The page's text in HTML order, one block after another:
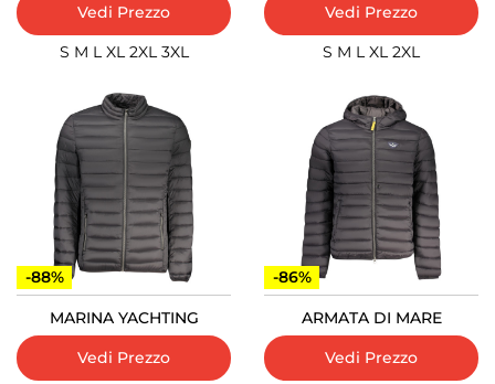
Vedi Prezzo
S M L XL 2XL 3XL
Vedi Prezzo
S M L XL 2XL
-88%
MARINA YACHTING
Vedi Prezzo
-86%
ARMATA DI MARE
Vedi Prezzo